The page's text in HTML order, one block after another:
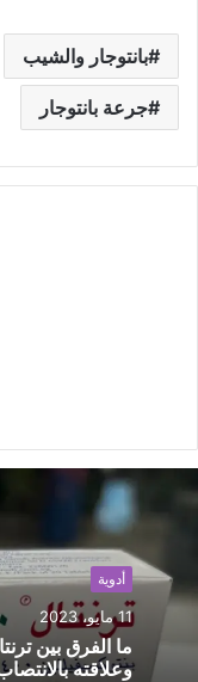
بانتوجار والشيب
جرعة بانتوجار
أدوية
11 مايو، 2023
وعلاقته